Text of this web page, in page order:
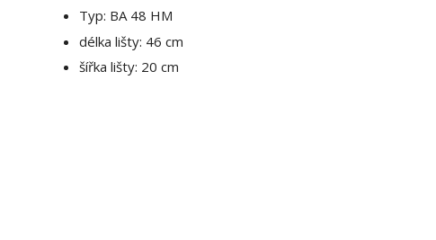
Typ: BA 48 HM
délka lišty: 46 cm
šířka lišty: 20 cm